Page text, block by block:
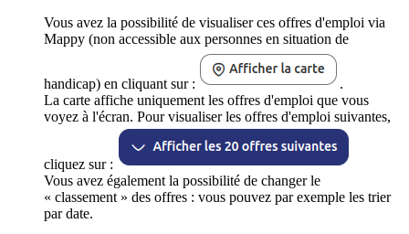
Vous avez la possibilité de visualiser ces offres d'emploi via
Mappy (non accessible aux personnes en situation de
handicap) en cliquant sur :
.
La carte affiche uniquement les offres d'emploi que vous
voyez à l'écran. Pour visualiser les offres d'emploi suivantes,
cliquez sur :
Vous avez également la possibilité de changer le
« classement » des offres : vous pouvez par exemple les trier
par date.